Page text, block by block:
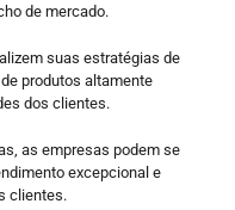
de mercado.
suas estratégias de
produtos altamente
dos clientes.
as empresas podem se
excepcional e
clientes.